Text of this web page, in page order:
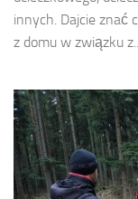
innych. Dajcie znać
z domu w związku